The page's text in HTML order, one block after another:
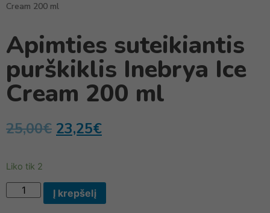
Cream 200 ml
Apimties suteikiantis
purškiklis Inebrya Ice
Cream 200 ml
25,00€ 23,25€
Liko tik 2
Į krepšelį